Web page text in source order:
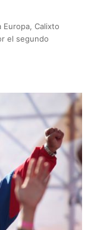
Europa, Calixto
el segundo